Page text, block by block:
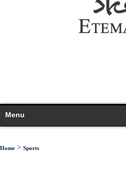
Menu
Home > Sports